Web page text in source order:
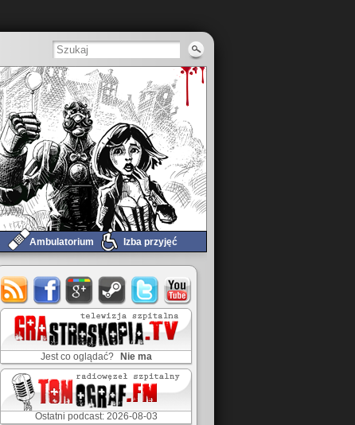
Ambulatorium Izba przyjęć
Jest co oglądać? Nie ma
Ostatni podcast: 2026-08-03